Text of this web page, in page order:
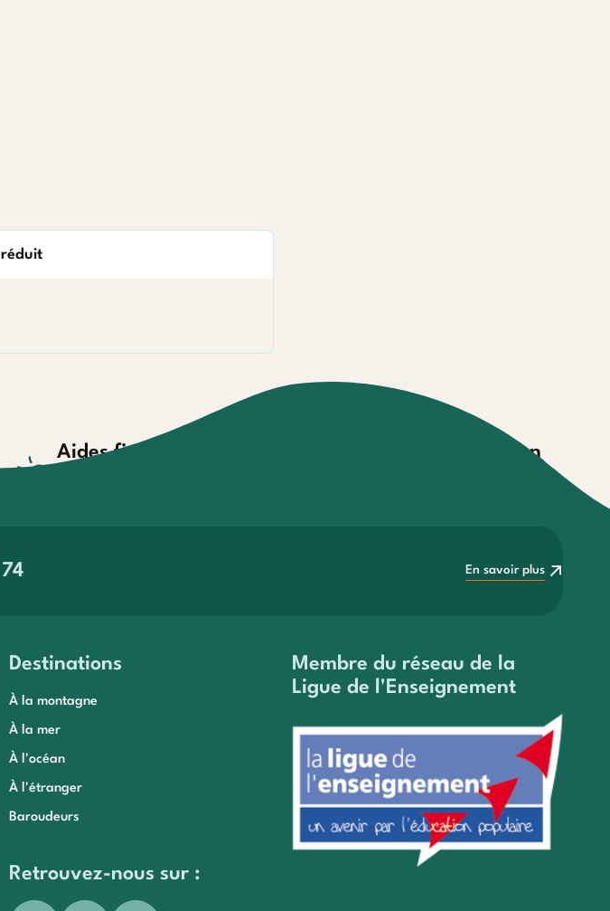
Aides financières Garantie annulation
En savoir plus
Destinations
À la montagne
À la mer
À l'océan
À l'étranger
Baroudeurs
Retrouvez-nous sur :
Membre du réseau de la
Ligue de l'Enseignement